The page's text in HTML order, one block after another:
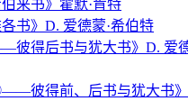
来书》霍默·肯特
书》D. 爱德蒙·希伯特
彼得后书与犹大书》D. 爱
彼得前、后书与犹大书》